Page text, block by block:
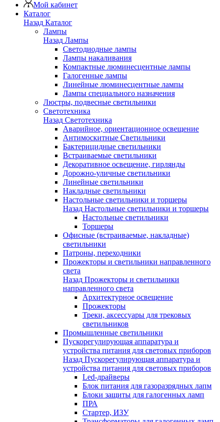
Мой кабинет
Каталог
Назад Каталог
Лампы
Назад Лампы
Светодиодные лампы
Лампы накаливания
Компактные люминесцентные лампы
Галогенные лампы
Линейные люминесцентные лампы
Лампы специального назначения
Люстры, подвесные светильники
Светотехника
Назад Светотехника
Аварийное, ориентационное освещение
Антимоскитные Светильники
Бактерицидные светильники
Встраиваемые светильники
Декоративное освещение, гирлянды
Дорожно-уличные светильники
Линейные светильники
Накладные светильники
Настольные светильники и торшеры
Назад Настольные светильники и торшеры
Настольные светильники
Торшеры
Офисные (встраиваемые, накладные)
светильники
Патроны, переходники
Прожекторы и светильники направленного
света
Назад Прожекторы и светильники
направленного света
Архитектурное освещение
Прожекторы
Треки, аксессуары для трековых
светильников
Промышленные светильники
Пускорегулирующая аппаратура и
устройства питания для световых приборов
Назад Пускорегулирующая аппаратура и
устройства питания для световых приборов
Led-драйверы
Блок питания для газоразрядных лапм
Блоки защиты для галогенных ламп
ПРА
Стартер, ИЗУ